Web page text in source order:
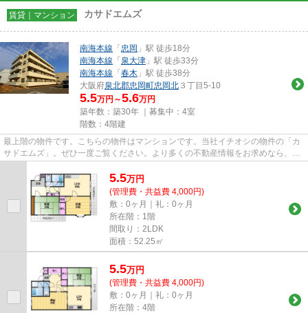
賃貸｜マンション カサドエムズ
南海本線 「 忠岡 」駅 徒歩18分
南海本線 「 泉大津 」駅 徒歩33分
南海本線 「 春木 」駅 徒歩38分
大阪府泉北郡忠岡町忠岡北 ３丁目5-10
5.5万円～5.6万円
築年数：築30年 ｜募集中： 4室
階数：4階建
最上階の物件です。こちらの物件はマンションです。当社イチオシの物件の「カ
サドエムズ」。ぜひ一度ご覧ください。より多くの不動産情報をお求めなら、ま
5.5万円
(管理費・共益費 4,000円)
敷：0ヶ月｜礼：0ヶ月
所在階：1階
間取り：2LDK
面積：52.25㎡
5.5万円
(管理費・共益費 4,000円)
敷：0ヶ月｜礼：0ヶ月
所在階：4階